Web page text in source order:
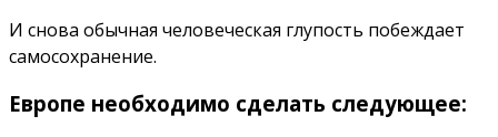
И снова обычная человеческая глупость побеждает
самосохранение.
Европе необходимо сделать следующее: